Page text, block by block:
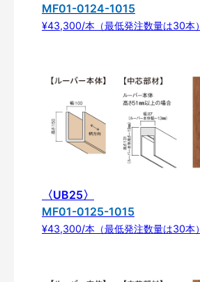
MF01-0124-1015
¥43,300/本（最低発注数量は30本）
〈UB25〉
MF01-0125-1015
¥43,300/本（最低発注数量は30本）